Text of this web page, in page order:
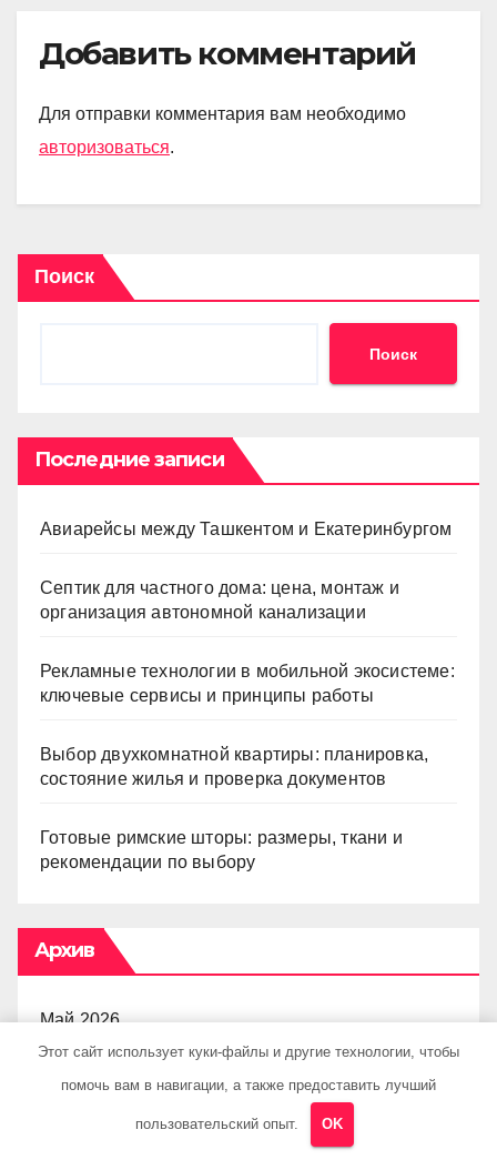
Добавить комментарий
Для отправки комментария вам необходимо
авторизоваться.
Поиск
Поиск
Последние записи
Авиарейсы между Ташкентом и Екатеринбургом
Септик для частного дома: цена, монтаж и
организация автономной канализации
Рекламные технологии в мобильной экосистеме:
ключевые сервисы и принципы работы
Выбор двухкомнатной квартиры: планировка,
состояние жилья и проверка документов
Готовые римские шторы: размеры, ткани и
рекомендации по выбору
Архив
Май 2026
Апрель 2026
Этот сайт использует куки-файлы и другие технологии, чтобы
помочь вам в навигации, а также предоставить лучший
пользовательский опыт. OK